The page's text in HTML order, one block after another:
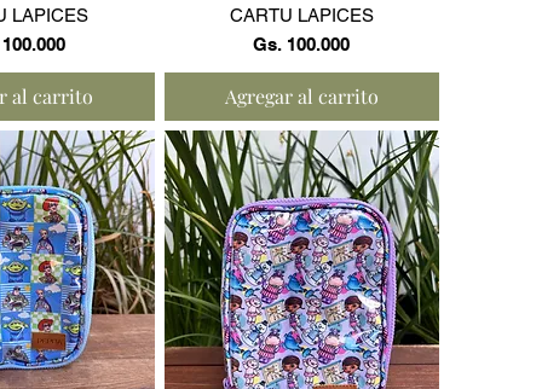
rápida
LAPICES
al carrito
Vista rápida
CARTU LAPICES
Precio
Gs. 100.000
Agregar al carrito